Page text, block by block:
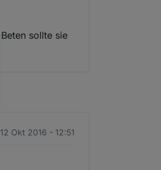
sollte sie
Okt 2016 - 12:51